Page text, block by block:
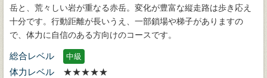
岳と、荒々しい岩が重なる赤岳。変化が豊富な縦走路は歩き応え
十分です。行動距離が長いうえ、一部鎖場や梯子がありますの
で、体力に自信のある方向けのコースです。
総合レベル 中級
体力レベル
★★★★★